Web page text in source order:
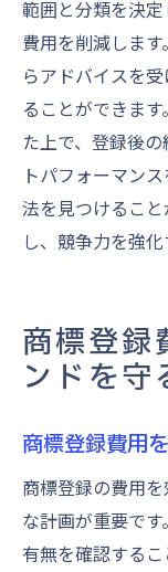
範囲と分類を決
費用を削減しま
らアドバイスを
ることができま
た上で、登録後
トパフォーマン
法を見つけるこ
し、競争力を強化
商標登録
ンドを守
商標登録費用
商標登録の費用
な計画が重要で
有無を確認する